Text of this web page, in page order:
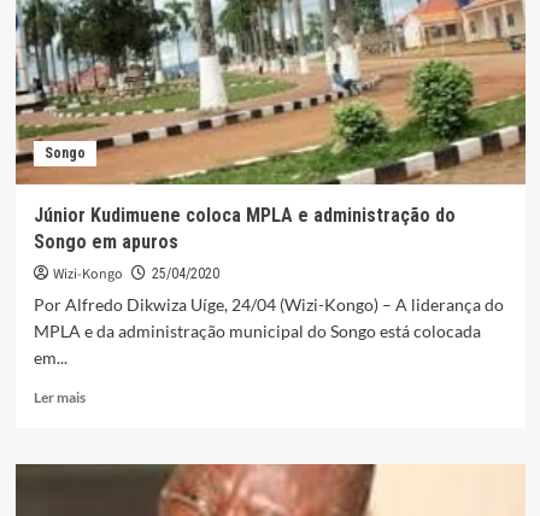
o
líder
de
BDK
Ne
Muana
Nsemi,
dormiu
prisão.
Songo
Júnior Kudimuene coloca MPLA e administração do
Songo em apuros
Wizi-Kongo 25/04/2020
Por Alfredo Dikwiza Uíge, 24/04 (Wizi-Kongo) – A liderança do
MPLA e da administração municipal do Songo está colocada
em...
Ler maisLeia
Júnior